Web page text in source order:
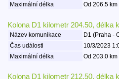
Maximální délka
Od 206.5
Kolona D1 kilometr 204.50, délka
Název komunikace
D1 (Praha -
Čas události
10/3/2023
Maximální délka
Od 203.0
Kolona D1 kilometr 212.50, délka